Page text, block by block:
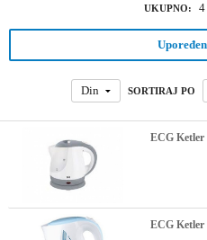
UKUPNO: 4
Din SORTIRAJ PO
ECG Ketler
ECG Ketler